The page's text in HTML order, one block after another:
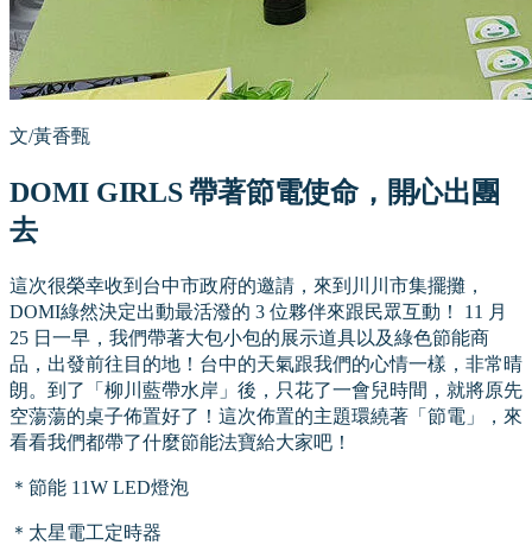
文/黃香甄
DOMI GIRLS 帶著節電使命，開心出團
去
這次很榮幸收到台中市政府的邀請，來到川川市集擺攤，
DOMI綠然決定出動最活潑的 3 位夥伴來跟民眾互動！ 11 月
25 日一早，我們帶著大包小包的展示道具以及綠色節能商
品，出發前往目的地！台中的天氣跟我們的心情一樣，非常晴
朗。到了「柳川藍帶水岸」後，只花了一會兒時間，就將原先
空蕩蕩的桌子佈置好了！這次佈置的主題環繞著「節電」，來
看看我們都帶了什麼節能法寶給大家吧！
＊節能 11W LED燈泡
＊太星電工定時器